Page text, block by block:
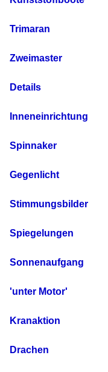
Trimaran
Zweimaster
Details
Inneneinrichtung
Spinnaker
Gegenlicht
Stimmungsbilder
Spiegelungen
Sonnenaufgang
'unter Motor'
Kranaktion
Drachen